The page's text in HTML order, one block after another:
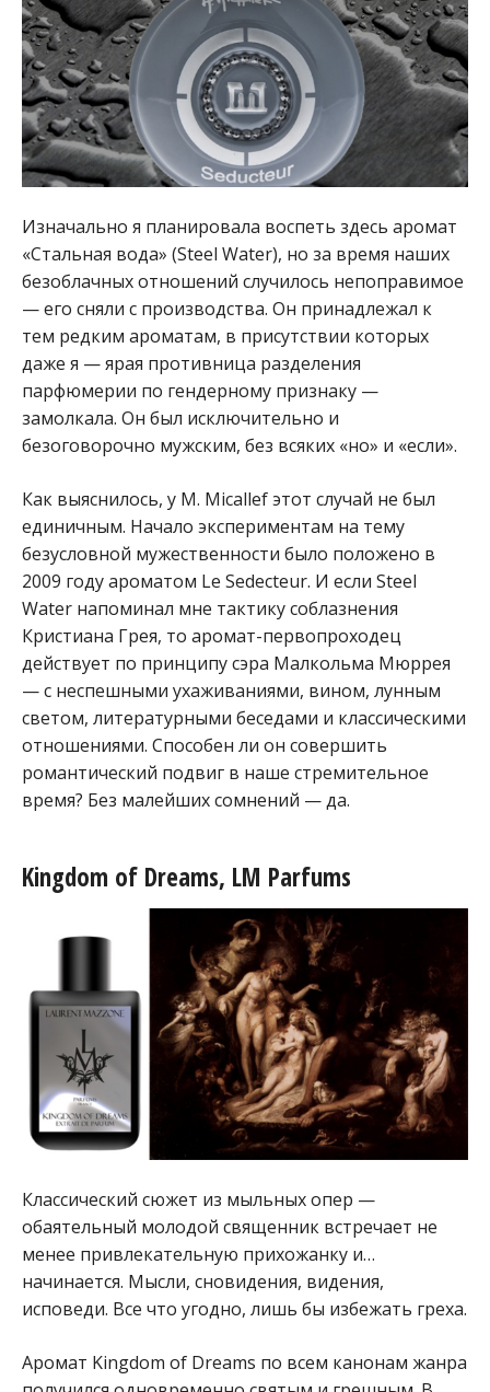
Изначально я планировала воспеть здесь аромат
«Стальная вода» (Steel Water), но за время наших
безоблачных отношений случилось непоправимое
— его сняли с производства. Он принадлежал к
тем редким ароматам, в присутствии которых
даже я — ярая противница разделения
парфюмерии по гендерному признаку —
замолкала. Он был исключительно и
безоговорочно мужским, без всяких «но» и «если».
Как выяснилось, у M. Micallef этот случай не был
единичным. Начало экспериментам на тему
безусловной мужественности было положено в
2009 году ароматом Le Sedecteur. И если Steel
Water напоминал мне тактику соблазнения
Кристиана Грея, то аромат-первопроходец
действует по принципу сэра Малкольма Мюррея
— с неспешными ухаживаниями, вином, лунным
светом, литературными беседами и классическими
отношениями. Способен ли он совершить
романтический подвиг в наше стремительное
время? Без малейших сомнений — да.
Kingdom of Dreams, LM Parfums
Классический сюжет из мыльных опер —
обаятельный молодой священник встречает не
менее привлекательную прихожанку и…
начинается. Мысли, сновидения, видения,
исповеди. Все что угодно, лишь бы избежать греха.
Аромат Kingdom of Dreams по всем канонам жанра